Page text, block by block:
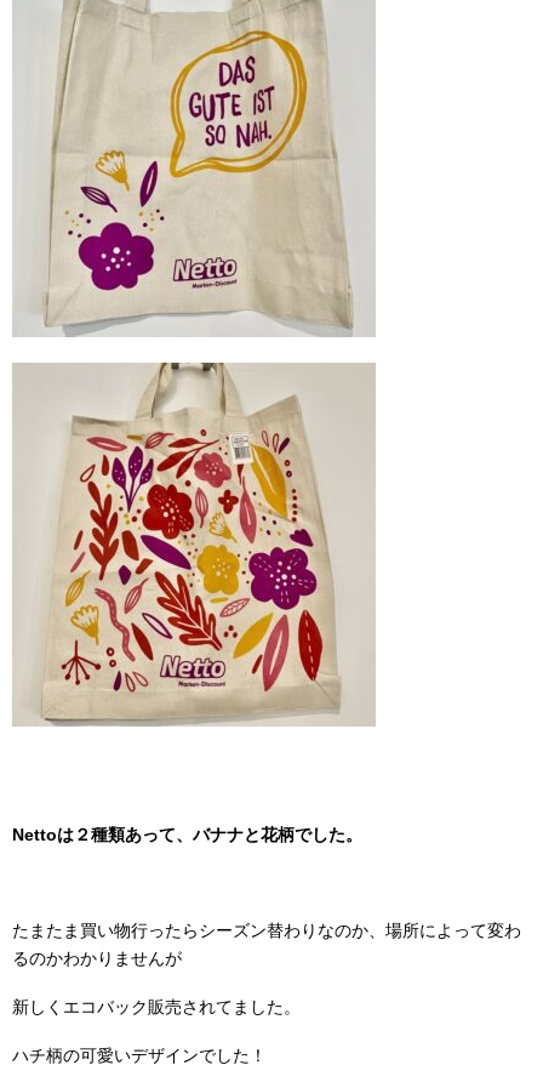
Nettoは２種類あって、バナナと花柄でした。
たまたま買い物行ったらシーズン替わりなのか、場所によって変わ
るのかわかりませんが
新しくエコバック販売されてました。
ハチ柄の可愛いデザインでした！